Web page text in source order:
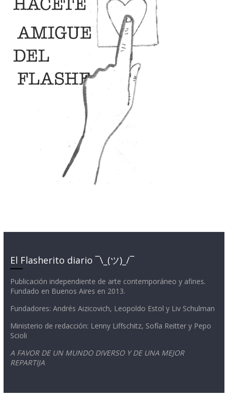
El Flasherito diario ¯\_(ツ)_/¯
Publicación independiente de arte contemporáneo y afines.
Fundado en Buenos Aires en 2013.
Fundadores: Andrés Aizicovich, Leopoldo Estol y Liv Schulman
Ministerio de redacción: Lenny Liffschitz, Sofía Reitter y Pepo
Scioli
A FAVOR DE UN MUNDO DIVERSO Y DE UNA MEJOR
REPARTIJA